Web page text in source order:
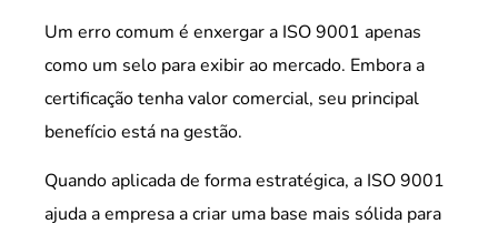
Um erro comum é enxergar a ISO 9001 apenas
como um selo para exibir ao mercado. Embora a
certificação tenha valor comercial, seu principal
benefício está na gestão.
Quando aplicada de forma estratégica, a ISO 9001
ajuda a empresa a criar uma base mais sólida para